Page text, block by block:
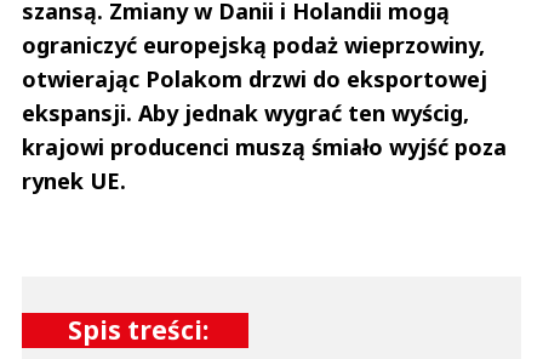
szansą. Zmiany w Danii i Holandii mogą
ograniczyć europejską podaż wieprzowiny,
otwierając Polakom drzwi do eksportowej
ekspansji. Aby jednak wygrać ten wyścig,
krajowi producenci muszą śmiało wyjść poza
rynek UE.
Spis treści: